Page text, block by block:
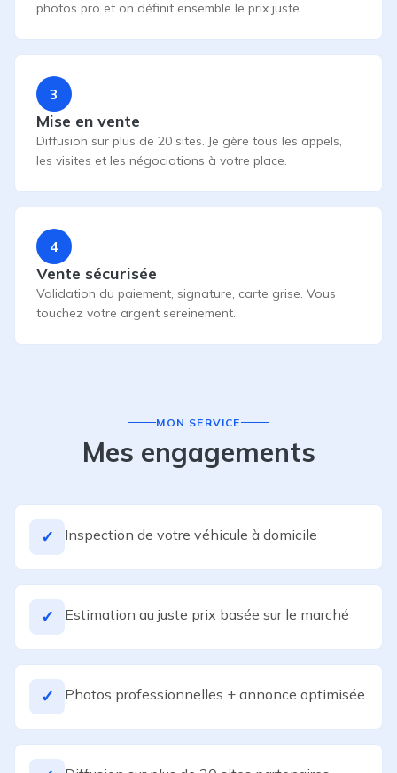
photos pro et on définit ensemble le prix juste.
3
Mise en vente
Diffusion sur plus de 20 sites. Je gère tous les appels,
les visites et les négociations à votre place.
4
Vente sécurisée
Validation du paiement, signature, carte grise. Vous
touchez votre argent sereinement.
MON SERVICE
Mes engagements
✓ Inspection de votre véhicule à domicile
✓ Estimation au juste prix basée sur le marché
✓ Photos professionnelles + annonce optimisée